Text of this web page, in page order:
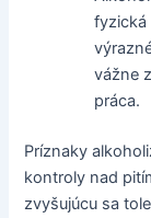
fyzická
vážne
práca.
Príznaky
kontroly nad
zvyšujúcu sa